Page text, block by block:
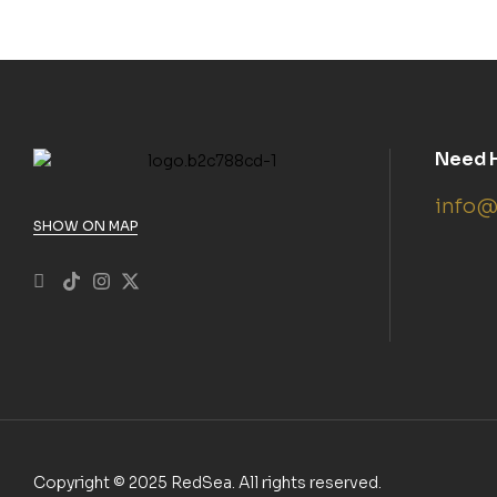
SHOW ON MAP
Need
Copyright © 2025 RedSea. All rights reserved.